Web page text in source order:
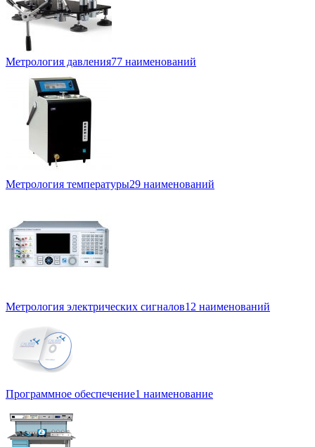
Метрология давления77 наименований
Метрология температуры29 наименований
Метрология электрических сигналов12 наименований
Программное обеспечение1 наименование